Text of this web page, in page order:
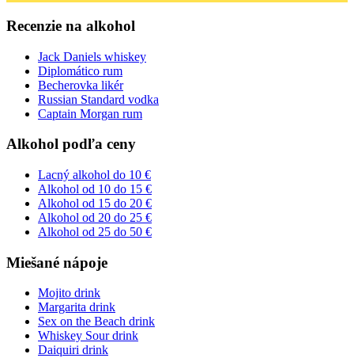
Recenzie na alkohol
Jack Daniels whiskey
Diplomático rum
Becherovka likér
Russian Standard vodka
Captain Morgan rum
Alkohol podľa ceny
Lacný alkohol do 10 €
Alkohol od 10 do 15 €
Alkohol od 15 do 20 €
Alkohol od 20 do 25 €
Alkohol od 25 do 50 €
Miešané nápoje
Mojito drink
Margarita drink
Sex on the Beach drink
Whiskey Sour drink
Daiquiri drink